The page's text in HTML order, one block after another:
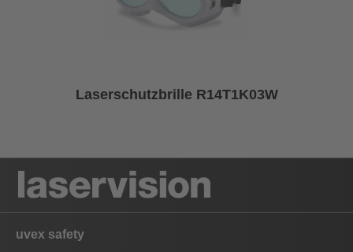
Laserschutzbrille R14T1K03W
uvex safety